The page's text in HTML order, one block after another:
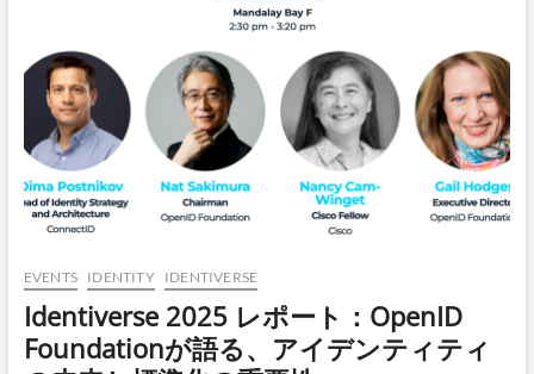
携
基
盤
技
術
ワ
ー
キ
ン
グ
ー
プ
(2011)
実
現
に
向
け
た
重
点
計
が
閣
議
決
定
EVENTS IDENTITY IDENTIVERSE
Identiverse 2025 レポート：OpenID
Foundationが語る、アイデンティティ